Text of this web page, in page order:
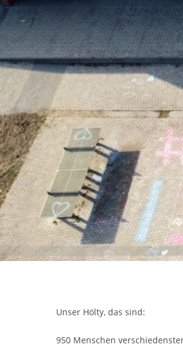
Unser Hölty, das sind:
950 Menschen